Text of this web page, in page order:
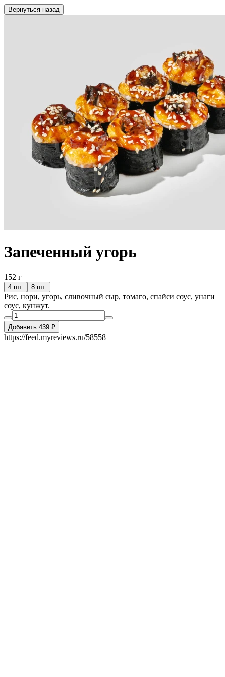
Вернуться назад
Запеченный угорь
152 г
4 шт. 8 шт.
Рис, нори, угорь, сливочный сыр, томаго, спайси соус, унаги
соус, кунжут.
Добавить 439 ₽
https://feed.myreviews.ru/58558